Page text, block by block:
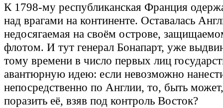
К 1798-му республиканская Франция
над врагами на континенте. Оставалась
недосягаемая на своём острове,
флотом. И тут генерал Бонапарт, уже
тому времени в число первых лиц
авантюрную идею: если невозможно
непосредственно по Англии, то, быть
поразить её, взяв под контроль Восток?